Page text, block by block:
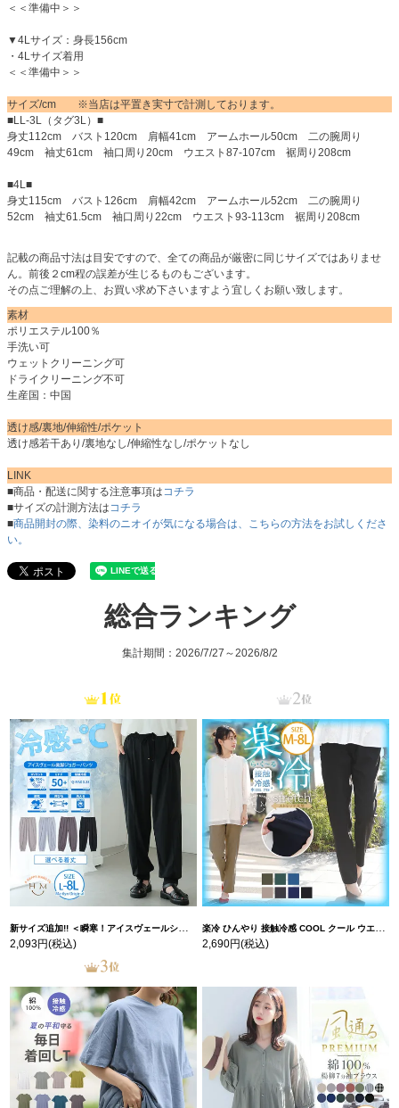
＜＜準備中＞＞
▼4Lサイズ：身長156cm
・4Lサイズ着用
＜＜準備中＞＞
サイズ/cm ※当店は平置き実寸で計測しております。
■LL-3L（タグ3L）■
身丈112cm バスト120cm 肩幅41cm アームホール50cm 二の腕周り
49cm 袖丈61cm 袖口周り20cm ウエスト87-107cm 裾周り208cm
■4L■
身丈115cm バスト126cm 肩幅42cm アームホール52cm 二の腕周り
52cm 袖丈61.5cm 袖口周り22cm ウエスト93-113cm 裾周り208cm
記載の商品寸法は目安ですので、全ての商品が厳密に同じサイズではありませ
ん。前後２cm程の誤差が生じるものもございます。
その点ご理解の上、お買い求め下さいますよう宜しくお願い致します。
素材
ポリエステル100％
手洗い可
ウェットクリーニング可
ドライクリーニング不可
生産国：中国
透け感/裏地/伸縮性/ポケット
透け感若干あり/裏地なし/伸縮性なし/ポケットなし
LINK
■商品・配送に関する注意事項はコチラ
■サイズの計測方法はコチラ
■商品開封の際、染料のニオイが気になる場合は、こちらの方法をお試しくださ
い。
総合ランキング
集計期間：2026/7/27～2026/8/2
新サイズ追加!! ＜瞬寒！アイスヴェールシリーズ＞ 美脚 ジョガーパンツ 【ウェストゴム】 【ストレッチ】 | 大きいサイズの通販ならハッピーマリリン
2,093円(税込)
楽冷 ひんやり 接触冷感 COOL クール ウエストゴム 楽ちん ストレッチ 美脚 レギパン 【ストレッチ】 | 大きいサイズの通販ならハッピーマリリン
2,690円(税込)